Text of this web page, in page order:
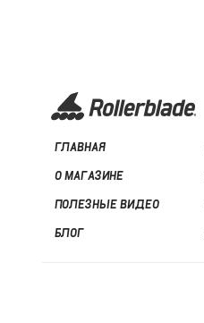
ГЛАВНАЯ
О МАГАЗИНЕ
ПОЛЕЗНЫЕ ВИДЕО
БЛОГ